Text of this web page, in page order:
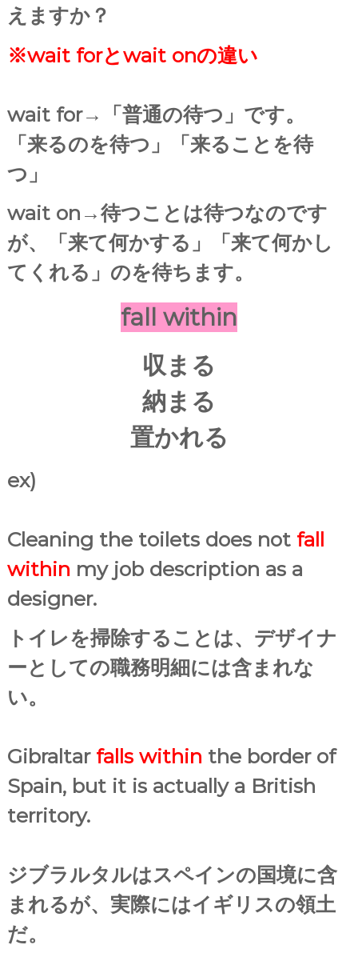
えますか？
※wait forとwait onの違い
wait for→「普通の待つ」です。
「来るのを待つ」「来ることを待
つ」
wait on→待つことは待つなのです
が、「来て何かする」「来て何かし
てくれる」のを待ちます。
fall within
収まる
納まる
置かれる
ex)
Cleaning the toilets does not fall
within my job description as a
designer.
トイレを掃除することは、デザイナ
ーとしての職務明細には含まれな
い。
Gibraltarfalls within the border of
Spain, but it is actually a British
territory.
ジブラルタルはスペインの国境に含
まれるが、実際にはイギリスの領土
だ。